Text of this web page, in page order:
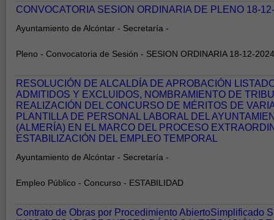
CONVOCATORIA SESION ORDINARIA DE PLENO 18-
Ayuntamiento de Alcóntar - Secretaría -
Pleno - Convocatoria de Sesión - SESION ORDINARIA 18-12-2024
RESOLUCIÓN DE ALCALDÍA DE APROBACIÓN
ADMITIDOS Y EXCLUIDOS, NOMBRAMIENTO DE
REALIZACIÓN DEL CONCURSO DE MÉRITOS DE
PLANTILLA DE PERSONAL LABORAL DEL
(ALMERÍA) EN EL MARCO DEL PROCESO
ESTABILIZACIÓN DEL EMPLEO TEMPORAL
Ayuntamiento de Alcóntar - Secretaría -
Empleo Público - Concurso - ESTABILIDAD
Contrato de Obras por Procedimiento AbiertoSimplificado